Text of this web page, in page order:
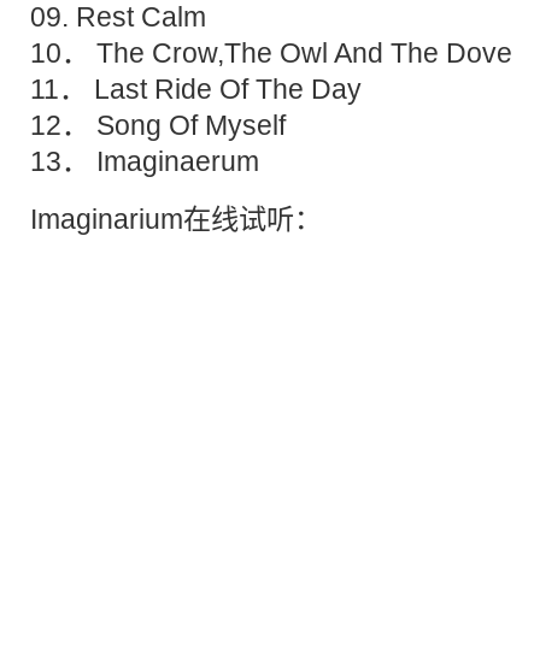
09. Rest Calm
10． The Crow,The Owl And The Dove
11． Last Ride Of The Day
12． Song Of Myself
13． Imaginaerum
Imaginarium在线试听：